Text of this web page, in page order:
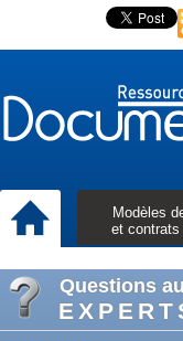
Modèles
et contrats
Questions